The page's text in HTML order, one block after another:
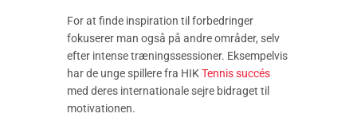
For at finde inspiration til forbedringer
fokuserer man også på andre områder, selv
efter intense træningssessioner. Eksempelvis
har de unge spillere fra HIK Tennis succés
med deres internationale sejre bidraget til
motivationen.